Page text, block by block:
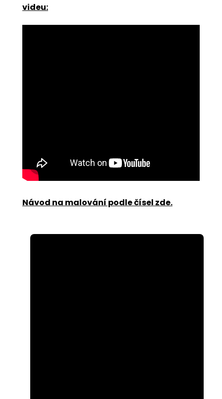
videu:
Návod na malování podle čísel zde.